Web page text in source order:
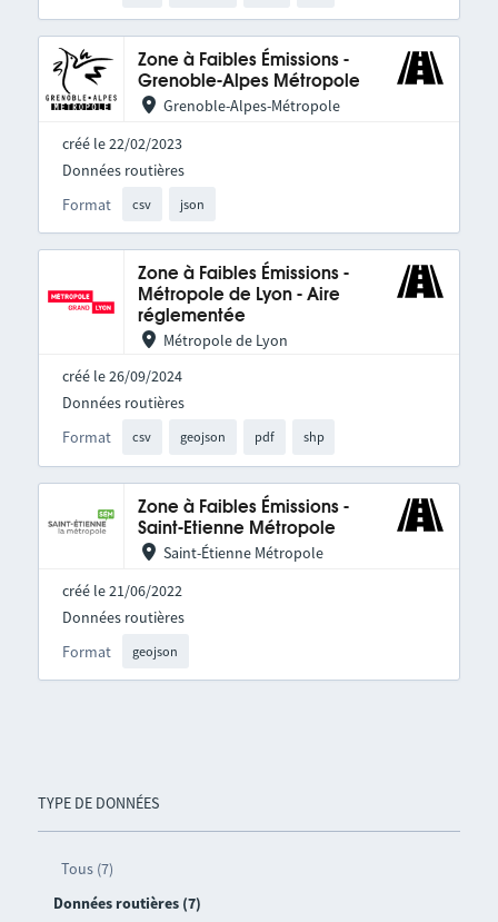
TYPE DE DONNÉES
Tous (7)
Données routières (7)
Zone à Faibles Émissions -
Grenoble-Alpes Métropole
Grenoble-Alpes-Métropole
créé le 22/02/2023
Format csv json
Données routières
Zone à Faibles Émissions -
Métropole de Lyon - Aire
réglementée
Métropole de Lyon
créé le 26/09/2024
Format csv geojson pdf shp
Données routières
Zone à Faibles Émissions -
Saint-Etienne Métropole
Saint-Étienne Métropole
créé le 21/06/2022
Format geojson
Données routières